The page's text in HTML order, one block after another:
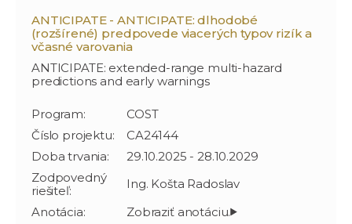
ANTICIPATE - ANTICIPATE: dlhodobé
(rozšírené) predpovede viacerých typov rizík a
včasné varovania
ANTICIPATE: extended-range multi-hazard
predictions and early warnings
Program:
COST
Číslo projektu:
CA24144
Doba trvania:
29.10.2025 - 28.10.2029
Zodpovedný
riešiteľ:
Ing. Košta Radoslav
Anotácia: